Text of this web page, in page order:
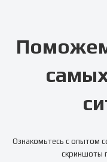
Ознакомьтесь с опытом
скриншоты